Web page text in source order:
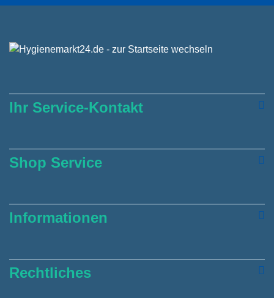
Ihr Service-Kontakt
Shop Service
Informationen
Rechtliches